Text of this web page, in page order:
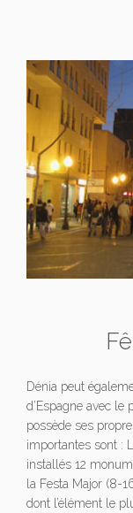
Dénia peut
d’Espagne avec le
possède ses
importantes sont :
installés 12
la Festa Major (8-
dont l’élément le